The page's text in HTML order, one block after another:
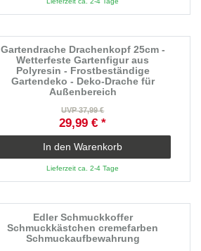
Gartendrache Drachenkopf 25cm -
Wetterfeste Gartenfigur aus
Polyresin - Frostbeständige
Gartendeko - Deko-Drache für
Außenbereich
UVP 37,99 €
29,99 € *
In den Warenkorb
Lieferzeit ca. 2-4 Tage
Edler Schmuckkoffer
Schmuckkästchen cremefarben
Schmuckaufbewahrung